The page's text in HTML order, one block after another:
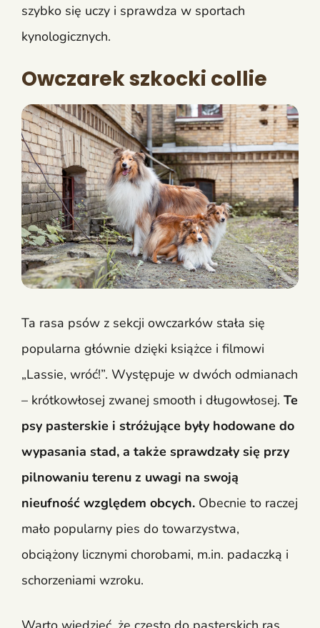
szybko się uczy i sprawdza w sportach
kynologicznych.
Owczarek szkocki collie
Ta rasa psów z sekcji owczarków stała się
popularna głównie dzięki książce i filmowi
„Lassie, wróć!”. Występuje w dwóch odmianach
– krótkowłosej zwanej smooth i długowłosej. Te
psy pasterskie i stróżujące były hodowane do
wypasania stad, a także sprawdzały się przy
pilnowaniu terenu z uwagi na swoją
nieufność względem obcych. Obecnie to raczej
mało popularny pies do towarzystwa,
obciążony licznymi chorobami, m.in. padaczką i
schorzeniami wzroku.